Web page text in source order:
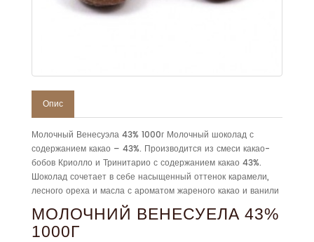
Опис
Молочный Венесуэла 43% 1000г Молочный шоколад с
содержанием какао – 43%. Производится из смеси какао-
бобов Криолло и Тринитарио с содержанием какао 43%.
Шоколад сочетает в себе насыщенный оттенок карамели,
лесного ореха и масла с ароматом жареного какао и ванили
МОЛОЧНИЙ ВЕНЕСУЕЛА 43%
1000Г